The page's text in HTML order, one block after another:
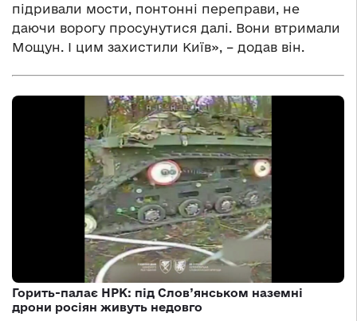
підривали мости, понтонні переправи, не
даючи ворогу просунутися далі. Вони втримали
Мощун. І цим захистили Київ», – додав він.
Горить-палає НРК: під Слов’янськом наземні
дрони росіян живуть недовго